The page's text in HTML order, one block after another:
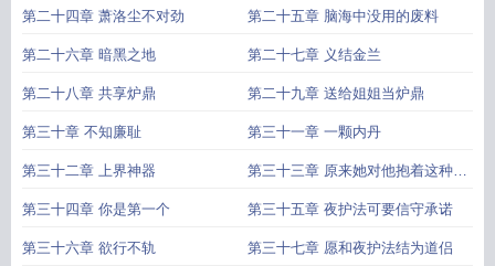
第二十四章 萧洛尘不对劲 第二十五章 脑海中没用的废料
第二十六章 暗黑之地 第二十七章 义结金兰
第二十八章 共享炉鼎 第二十九章 送给姐姐当炉鼎
第三十章 不知廉耻 第三十一章 一颗内丹
第三十二章 上界神器 第三十三章 原来她对他抱着这种心
思
第三十四章 你是第一个 第三十五章 夜护法可要信守承诺
第三十六章 欲行不轨 第三十七章 愿和夜护法结为道侣